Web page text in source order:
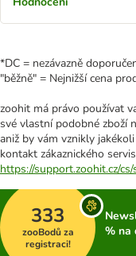
*DC = nezávazně
"běžně" = Nejnižší cena
zoohit má právo používat
své vlastní podobné zboží
aniž by vám vznikly
kontakt zákaznického
https://support.zoohit.cz/
333
zooBodů za
registraci!
% na